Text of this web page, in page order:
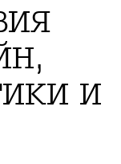
и